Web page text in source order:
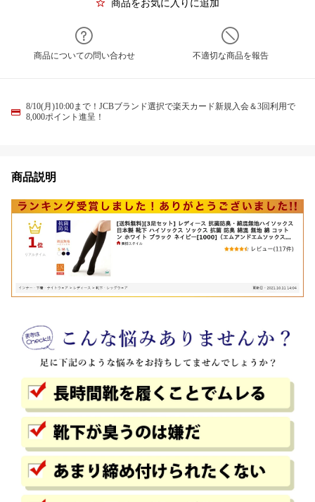
商品をお気に入りに追加
商品についての問い合わせ 不適切な商品を報告
8/10(月)10:00まで！JCBブランド選択で楽天カード新規入会＆3回利用で
8,000ポイント進呈！
商品説明